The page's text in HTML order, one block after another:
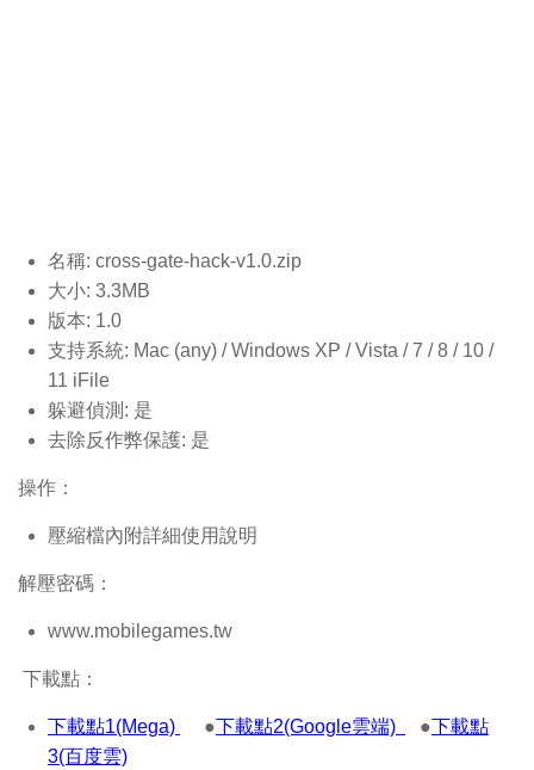
名稱: cross-gate-hack-v1.0.zip
大小: 3.3MB
版本: 1.0
支持系統: Mac (any) / Windows XP / Vista / 7 / 8 / 10 /
11 iFile
躲避偵測: 是
去除反作弊保護: 是
操作：
壓縮檔內附詳細使用說明
解壓密碼：
www.mobilegames.tw
下載點：
下載點1(Mega) ●下載點2(Google雲端) ●下載點
3(百度雲)